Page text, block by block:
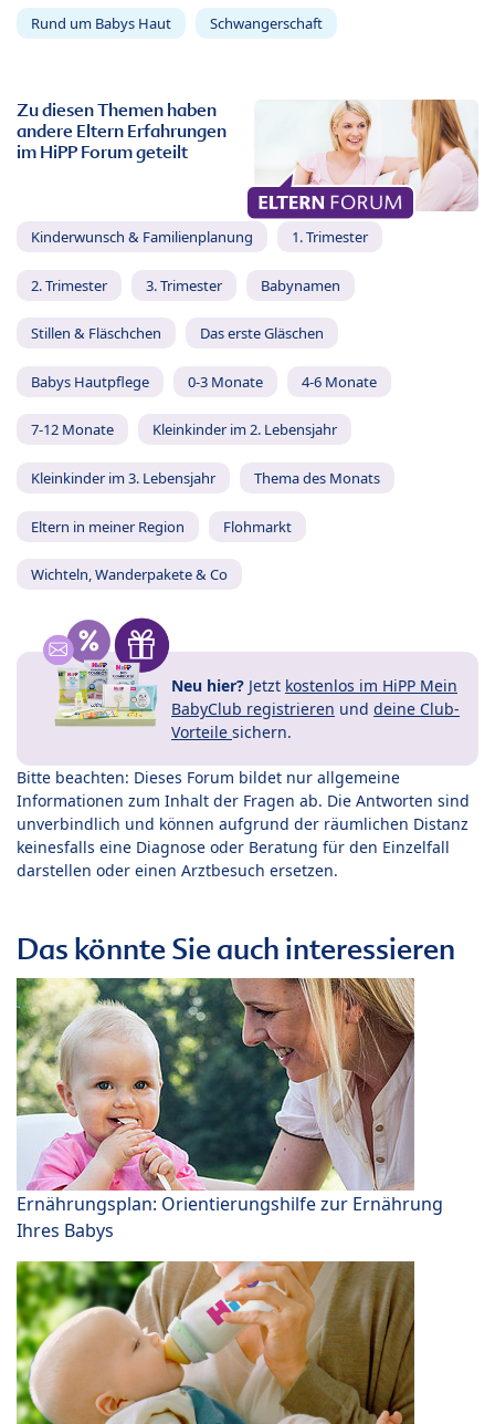
Rund um Babys Haut Schwangerschaft
Zu diesen Themen haben
andere Eltern Erfahrungen
im HiPP Forum geteilt
Kinderwunsch & Familienplanung 1. Trimester
2. Trimester 3. Trimester Babynamen
Stillen & Fläschchen Das erste Gläschen
Babys Hautpflege 0-3 Monate 4-6 Monate
7-12 Monate Kleinkinder im 2. Lebensjahr
Kleinkinder im 3. Lebensjahr Thema des Monats
Eltern in meiner Region Flohmarkt
Wichteln, Wanderpakete & Co
Neu hier? Jetzt kostenlos im HiPP Mein
BabyClub registrieren und deine Club-
Vorteile sichern.
Bitte beachten: Dieses Forum bildet nur allgemeine
Informationen zum Inhalt der Fragen ab. Die Antworten sind
unverbindlich und können aufgrund der räumlichen Distanz
keinesfalls eine Diagnose oder Beratung für den Einzelfall
darstellen oder einen Arztbesuch ersetzen.
Das könnte Sie auch interessieren
Ernährungsplan: Orientierungshilfe zur Ernährung
Ihres Babys